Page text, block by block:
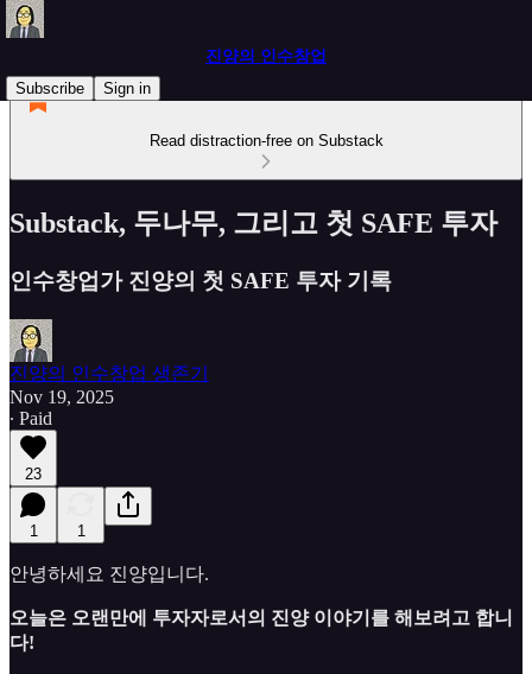
진양의 인수창업
Subscribe
Sign in
Read distraction-free on Substack
Substack, 두나무, 그리고 첫 SAFE 투자
인수창업가 진양의 첫 SAFE 투자 기록
진양의 인수창업 생존기
Nov 19, 2025
∙ Paid
23
1 1
안녕하세요 진양입니다.
오늘은 오랜만에 투자자로서의 진양 이야기를 해보려고 합니
다!